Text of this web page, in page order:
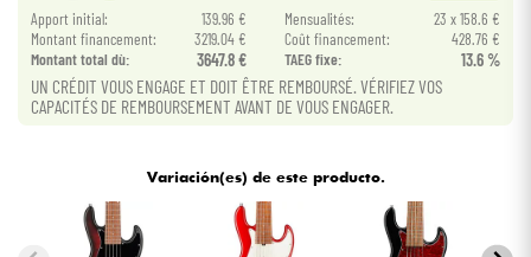
Apport initial: 139.96 € Mensualités:
23 x 158.6 €
Montant financement:
3219.04 € Coût financement:
428.76 €
Montant total dù:
3647.8 € TAEG fixe: 13.6 %
UN CRÉDIT VOUS ENGAGE ET DOIT ÊTRE REMBOURSÉ. VÉRIFIEZ VOS
CAPACITÉS DE REMBOURSEMENT AVANT DE VOUS ENGAGER.
Variación(es) de este producto.